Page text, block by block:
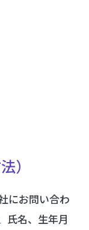
）
にお問い合わ
氏名、生年月